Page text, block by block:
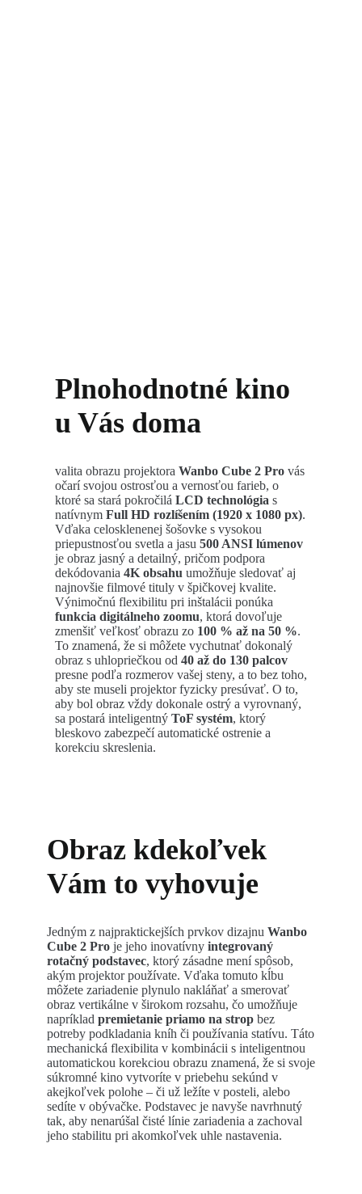
Plnohodnotné kino
u Vás doma
valita obrazu projektora Wanbo Cube 2 Pro vás
očarí svojou ostrosťou a vernosťou farieb, o
ktoré sa stará pokročilá LCD technológia s
natívnym Full HD rozlíšením (1920 x 1080 px).
Vďaka celosklenenej šošovke s vysokou
priepustnosťou svetla a jasu 500 ANSI lúmenov
je obraz jasný a detailný, pričom podpora
dekódovania 4K obsahu umožňuje sledovať aj
najnovšie filmové tituly v špičkovej kvalite.
Výnimočnú flexibilitu pri inštalácii ponúka
funkcia digitálneho zoomu, ktorá dovoľuje
zmenšiť veľkosť obrazu zo 100 % až na 50 %.
To znamená, že si môžete vychutnať dokonalý
obraz s uhlopriečkou od 40 až do 130 palcov
presne podľa rozmerov vašej steny, a to bez toho,
aby ste museli projektor fyzicky presúvať. O to,
aby bol obraz vždy dokonale ostrý a vyrovnaný,
sa postará inteligentný ToF systém, ktorý
bleskovo zabezpečí automatické ostrenie a
korekciu skreslenia.
Obraz kdekoľvek
Vám to vyhovuje
Jedným z najpraktickejších prvkov dizajnu Wanbo
Cube 2 Pro je jeho inovatívny integrovaný
rotačný podstavec, ktorý zásadne mení spôsob,
akým projektor používate. Vďaka tomuto kĺbu
môžete zariadenie plynulo nakláňať a smerovať
obraz vertikálne v širokom rozsahu, čo umožňuje
napríklad premietanie priamo na strop bez
potreby podkladania kníh či používania statívu. Táto
mechanická flexibilita v kombinácii s inteligentnou
automatickou korekciou obrazu znamená, že si svoje
súkromné kino vytvoríte v priebehu sekúnd v
akejkoľvek polohe – či už ležíte v posteli, alebo
sedíte v obývačke. Podstavec je navyše navrhnutý
tak, aby nenarúšal čisté línie zariadenia a zachoval
jeho stabilitu pri akomkoľvek uhle nastavenia.